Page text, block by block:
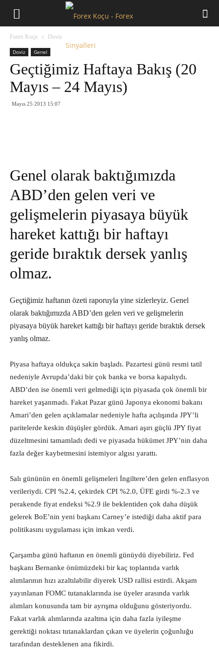
Forex Koçu Doviz
Doviz Genel
Geçtiğimiz Haftaya Bakış (20
Mayıs – 24 Mayıs)
Mayıs 25 2013 15:07
Genel olarak baktığımızda
ABD’den gelen veri ve
gelişmelerin piyasaya büyük
hareket kattığı bir haftayı
geride bıraktık dersek yanlış
olmaz.
Geçtiğimiz haftanın özeti raporuyla yine sizlerleyiz. Genel
olarak baktığımızda ABD’den gelen veri ve gelişmelerin
piyasaya büyük hareket kattığı bir haftayı geride bıraktık dersek
yanlış olmaz.
Piyasa haftaya oldukça sakin başladı. Pazartesi günü resmi tatil
nedeniyle Avrupda’daki bir çok banka ve borsa kapalıydı.
ABD’den ise önemli veri gelmediği için piyasada çok önemli bir
hareket yaşanmadı. Fakat Pazar günü Japonya ekonomi bakanı
Amari’den gelen açıklamalar nedeniyle hafta açılışında JPY’li
paritelerde keskin düşüşler gördük. Amari aşırı güçlü JPY fiyat
düzeltmesini tamamladı dedi ve piyasada hükümet JPY’nin daha
fazla değer kaybetmesini istemiyor algısı yarattı.
Salı gününün en önemli gelişmeleri İngiltere’den gelen enflasyon
verileriydi. CPI %2.4, çekirdek CPI %2.0, ÜFE girdi %-2.3 ve
perakende fiyat endeksi %2.9 ile beklentiden çok daha düşük
gelerek BoE’nin yeni başkanı Carney’e istediği daha aktif para
politikasını uygulaması için imkan verdi.
Çarşamba günü haftanın en önemli günüydü diyebiliriz. Fed
başkanı Bernanke önümüzdeki bir kaç toplantıda varlık
alımlarının hızı azaltılabilir diyerek USD rallisi estirdi. Akşam
yayınlanan FOMC tutanaklarında ise üyeler arasında varlık
alımları konusunda tam bir ayrışma olduğunu gösteriyordu.
Fakat varlık alımlarında azaltma için daha fazla iyileşme
gerektiği noktası tutanaklardan çıkan ve üyelerin çoğunluğu
tarafından desteklenen ana fikirdi.